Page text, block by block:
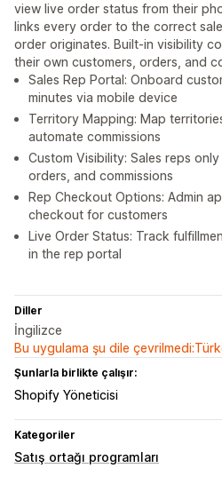
view live order status from their
links every order to the correct
order originates. Built-in visibility
their own customers, orders, and
Sales Rep Portal: Onboard
minutes via mobile device
Territory Mapping: Map
automate commissions
Custom Visibility: Sales reps
orders, and commissions
Rep Checkout Options: Admin
checkout for customers
Live Order Status: Track
in the rep portal
Diller
İngilizce
Bu uygulama şu dile
Şunlarla birlikte çalışır:
Shopify Yöneticisi
Kategoriler
Satış ortağı programları